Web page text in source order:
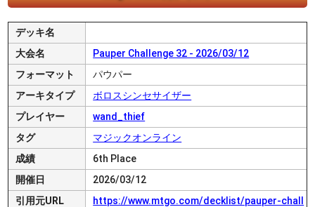
デッキ名
大会名
Pauper Challenge 32 - 2026/03/12
フォーマット
パウパー
アーキタイプ
ボロスシンセサイザー
プレイヤー
wand_thief
タグ
マジックオンライン
成績
6th Place
開催日
2026/03/12
引用元URL
https://www.mtgo.com/decklist/pauper-chall